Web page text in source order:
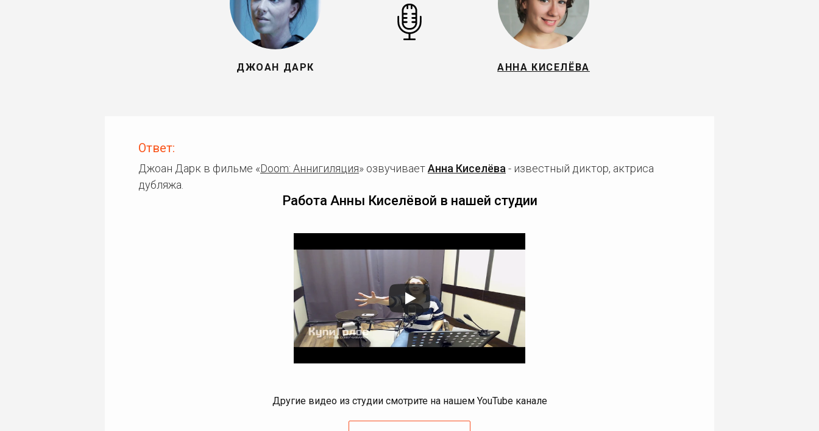
ДЖОАН ДАРК АННА КИСЕЛЁВА
Ответ:
Джоан Дарк в фильме «Doom: Аннигиляция» озвучиваетАнна Киселёва - известный диктор, актриса
дубляжа.
Работа Анны Киселёвой в нашей студии
Другие видео из студии смотрите на нашем YouTube канале